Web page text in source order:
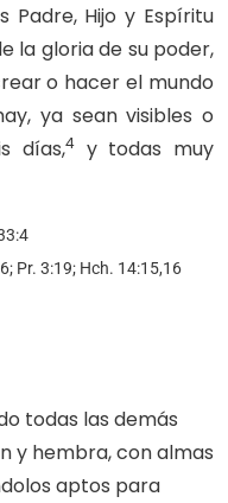
Padre, Hijo y Espíritu
la gloria de su poder,
o hacer el mundo
ya sean visibles o
días,4 y todas muy
Pr. 3:19; Hch. 14:15,16
todas las demás
y hembra, con almas
aptos para